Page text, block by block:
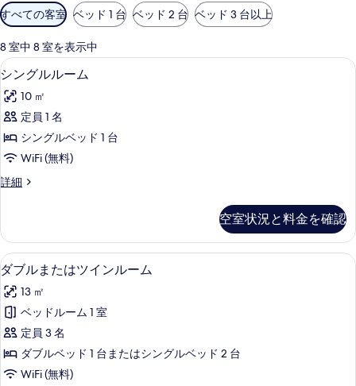
利
用
可
能
な
客
室
の
り
込
件
すべての客室 ベッド 1 台 ベッド 2 台 ベッド 3 台以上
8 室中 8 室を表示中
シ
ン
グ
ル
ル
ム
す
べ
て
の
写
真
を
表
シングルルーム | ミニバー、セーフ
4
シングルルーム
10 ㎡
定員 1 名
シングルベッド 1 台
WiFi (無料)
詳細
シ
ル
ー
ム
の
詳
細
空室状況と料金を確認
ダ
ブ
ル
ま
た
は
ミニバー、セーフティボックス (室
13
ダブルまたはツインルーム
13 ㎡
ベッドルーム 1 室
定員 3 名
ダブルベッド 1 台またはシングルベッド 2 台
WiFi (無料)